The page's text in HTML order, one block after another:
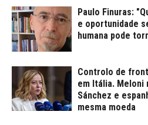
Paulo Finuras:
e oportunidade
humana pode
Controlo de
em Itália. Meloni
Sánchez e
mesma moeda